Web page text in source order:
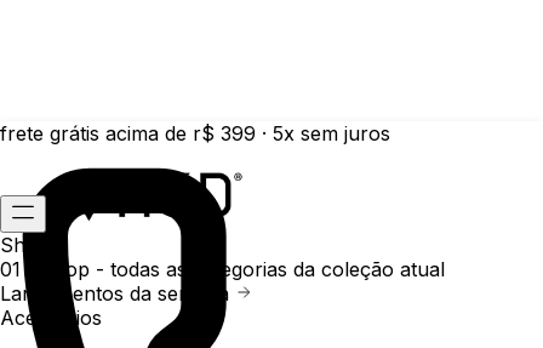
frete grátis acima de r$ 399 · 5x sem juros
Shop
01 /
Shop - todas as categorias da coleção atual
Lançamentos da semana
Acessórios